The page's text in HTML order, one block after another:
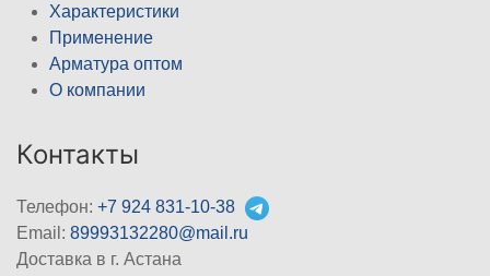
Характеристики
Применение
Арматура оптом
О компании
Контакты
Телефон: +7 924 831-10-38
Email: 89993132280@mail.ru
Доставка в г. Астана